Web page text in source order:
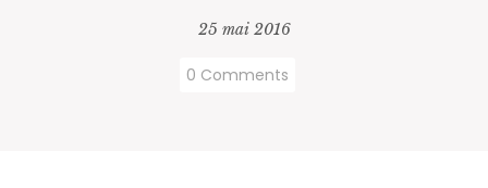
25 mai 2016
0 Comments